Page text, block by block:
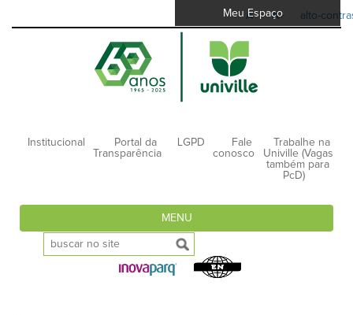
A- A+ alto-
Meu Espaço
Institucional
Portal da
Transparência
LGPD
Fale
conosco
Trabalhe na
Univille (Vagas
também para
PcD)
MENU